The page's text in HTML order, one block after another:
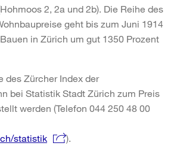
2, 2a und 2b). Die Reihe des
geht bis zum Juni 1914
in Zürich um gut 1350 Prozent
des Zürcher Index der
bei Statistik Stadt Zürich zum Preis
werden (Telefon 044 250 48 00
statistik
).